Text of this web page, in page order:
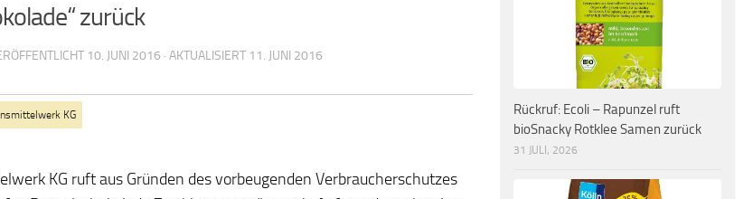
zurück
10. JUNI 2016 · AKTUALISIERT 11. JUNI 2016
KG
KG ruft aus Gründen des vorbeugenden Verbraucherschutzes
Rückruf: Ecoli – Rapunzel ruft
bioSnacky Rotklee Samen zurück
31 JULI, 2026